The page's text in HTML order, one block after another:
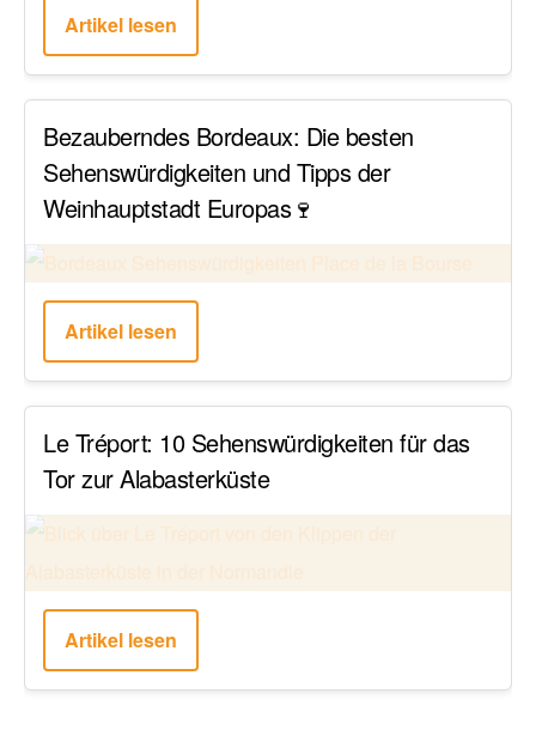
Artikel lesen
Bezauberndes Bordeaux: Die besten
Sehenswürdigkeiten und Tipps der
Weinhauptstadt Europas🍷
Artikel lesen
Le Tréport: 10 Sehenswürdigkeiten für das
Tor zur Alabasterküste
Artikel lesen